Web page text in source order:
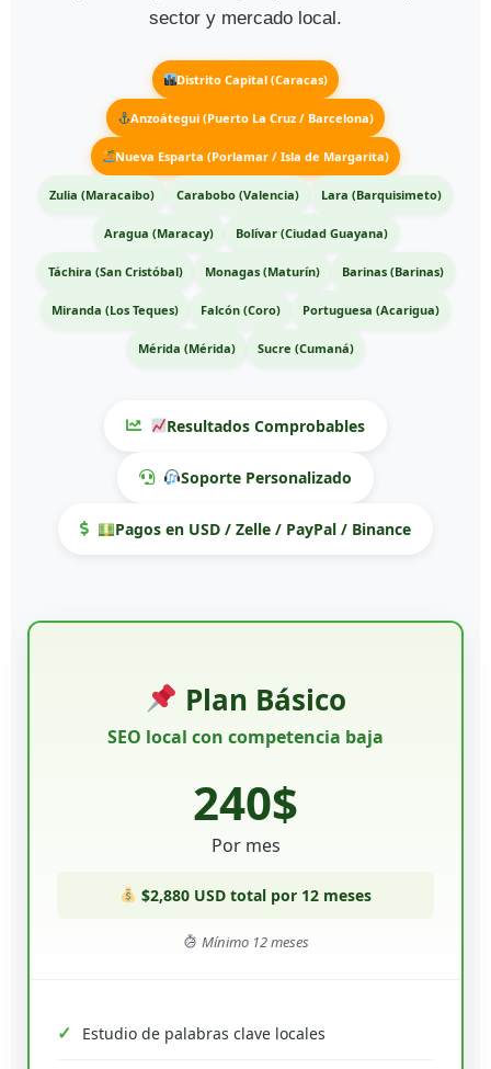
sector y mercado local.
Distrito Capital (Caracas)
Anzoátegui (Puerto La Cruz / Barcelona)
Nueva Esparta (Porlamar / Isla de Margarita)
Zulia (Maracaibo) Carabobo (Valencia) Lara (Barquisimeto)
Aragua (Maracay) Bolívar (Ciudad Guayana)
Táchira (San Cristóbal) Monagas (Maturín) Barinas (Barinas)
Miranda (Los Teques) Falcón (Coro) Portuguesa (Acarigua)
Mérida (Mérida) Sucre (Cumaná)
Resultados Comprobables
Soporte Personalizado
Pagos en USD / Zelle / PayPal / Binance
Plan Básico
SEO local con competencia baja
240$
Por mes
$2,880 USD total por 12 meses
Mínimo 12 meses
Estudio de palabras clave locales